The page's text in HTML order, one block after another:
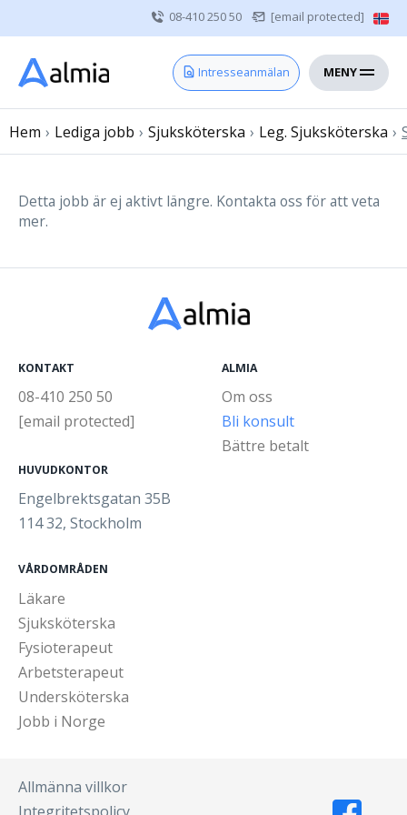
08-410 250 50 [email protected]
Intresseanmälan MENY
Hem
Vårdgivare
Om oss
Sjuksköterska
Läkare
Hem › Lediga jobb › Sjuksköterska › Leg. Sjuksköterska ›
Detta jobb är ej aktivt längre. Kontakta oss för att veta
mer.
KONTAKT
08-410 250 50
[email protected]
HUVUDKONTOR
Engelbrektsgatan 35B
114 32, Stockholm
ALMIA
Om oss
Bli konsult
Bättre betalt
VÅRDOMRÅDEN
Läkare
Sjuksköterska
Fysioterapeut
Arbetsterapeut
Undersköterska
Jobb i Norge
Allmänna villkor
Integritetspolicy